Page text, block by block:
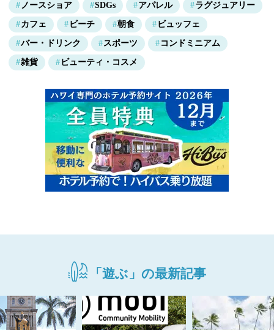
ノースショア SDGs アパレル ラグジュアリー
カフェ ビーチ 朝食 ビュッフェ
バー・ドリンク スポーツ コンドミニアム
雑貨 ビューティ・コスメ
「遊ぶ」の最新記事